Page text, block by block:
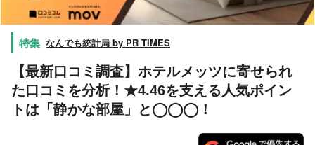
なんでも統計局 by PR TIMES
【最新口コミ調査】ホテルメッツに寄せられ
た口コミを分析！★4.46を支える人気ポイン
トは「静かな部屋」と◯◯◯！